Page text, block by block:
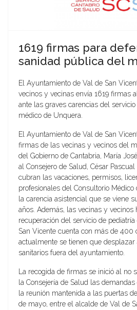
1619 firmas para
sanidad pública del
El Ayuntamiento de Val de San
vecinos y vecinas envía 1619 firmas
ante las graves carencias del
médico de Unquera.
El Ayuntamiento de Val de San
firmas de las vecinas y vecinos del
del Gobierno de Cantabria, María
al Consejero de Salud, César
cubran las vacaciones, permisos,
profesionales del Consultorio
la carencia asistencial que se viene
años. Además, las vecinas y vecinos
recuperación del servicio de
San Vicente cuenta con más de 400
actualmente se tienen que desplazar
sanitarios fuera del ayuntamiento.
La recogida de firmas se inició al no
la Consejería de Salud las
la reunión mantenida a las puertas
de mayo, entre el alcalde de Val de